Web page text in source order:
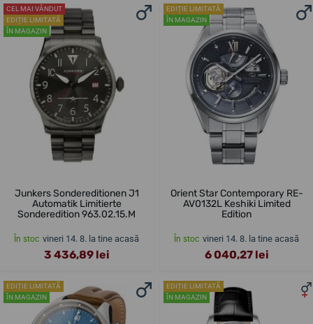
CEL MAI VÂNDUT
EDIȚIE LIMITATĂ
ÎN MAGAZIN
Junkers Sondereditionen J1
Automatik Limitierte
Sonderedition 963.02.15.M
În stoc vineri 14. 8. la tine acasă
3 436,89 lei
EDIȚIE LIMITATĂ
ÎN MAGAZIN
Orient Star Contemporary RE-
AV0132L Keshiki Limited
Edition
În stoc vineri 14. 8. la tine acasă
6 040,27 lei
EDIȚIE LIMITATĂ
ÎN MAGAZIN
EDIȚIE LIMITATĂ
ÎN MAGAZIN